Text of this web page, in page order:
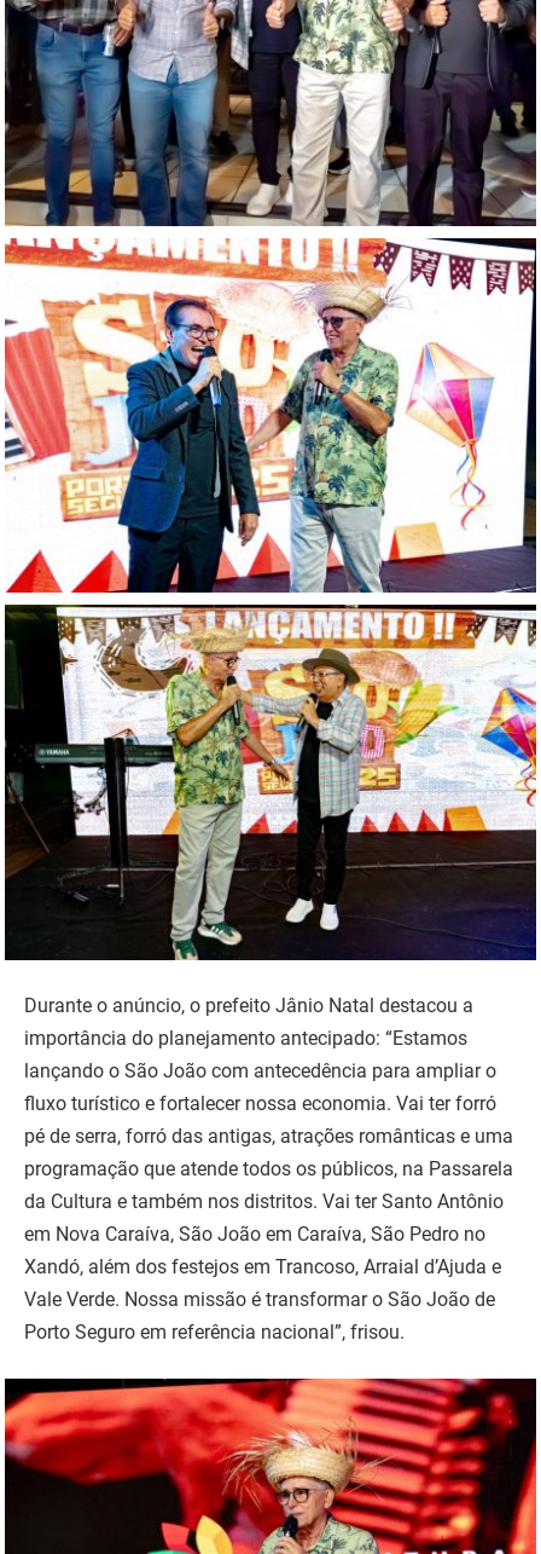
Durante o anúncio, o prefeito Jânio Natal destacou a
importância do planejamento antecipado: “Estamos
lançando o São João com antecedência para ampliar o
fluxo turístico e fortalecer nossa economia. Vai ter forró
pé de serra, forró das antigas, atrações românticas e uma
programação que atende todos os públicos, na Passarela
da Cultura e também nos distritos. Vai ter Santo Antônio
em Nova Caraíva, São João em Caraíva, São Pedro no
Xandó, além dos festejos em Trancoso, Arraial d’Ajuda e
Vale Verde. Nossa missão é transformar o São João de
Porto Seguro em referência nacional”, frisou.